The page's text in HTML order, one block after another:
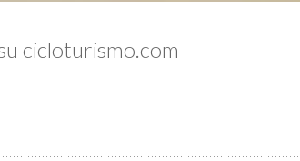
cicloturismo.com